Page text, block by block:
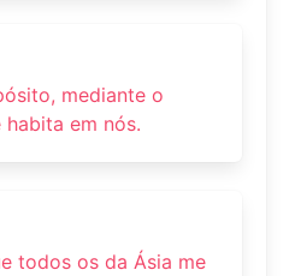
mediante o
em nós.
todos os da Ásia me